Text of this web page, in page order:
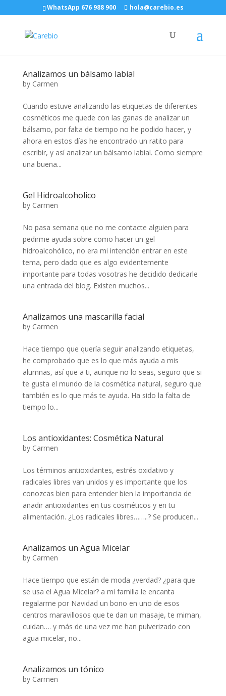
WhatsApp 676 988 900 hola@carebio.es
Analizamos un bálsamo labial
by Carmen
Cuando estuve analizando las etiquetas de diferentes
cosméticos me quede con las ganas de analizar un
bálsamo, por falta de tiempo no he podido hacer, y
ahora en estos días he encontrado un ratito para
escribir, y así analizar un bálsamo labial. Como siempre
una buena...
Gel Hidroalcoholico
by Carmen
No pasa semana que no me contacte alguien para
pedirme ayuda sobre como hacer un gel
hidroalcohólico, no era mi intención entrar en este
tema, pero dado que es algo evidentemente
importante para todas vosotras he decidido dedicarle
una entrada del blog. Existen muchos...
Analizamos una mascarilla facial
by Carmen
Hace tiempo que quería seguir analizando etiquetas,
he comprobado que es lo que más ayuda a mis
alumnas, así que a ti, aunque no lo seas, seguro que si
te gusta el mundo de la cosmética natural, seguro que
también es lo que más te ayuda. Ha sido la falta de
tiempo lo...
Los antioxidantes: Cosmética Natural
by Carmen
Los términos antioxidantes, estrés oxidativo y
radicales libres van unidos y es importante que los
conozcas bien para entender bien la importancia de
añadir antioxidantes en tus cosméticos y en tu
alimentación. ¿Los radicales libres……..? Se producen...
Analizamos un Agua Micelar
by Carmen
Hace tiempo que están de moda ¿verdad? ¿para que
se usa el Agua Micelar? a mi familia le encanta
regalarme por Navidad un bono en uno de esos
centros maravillosos que te dan un masaje, te miman,
cuidan…. y más de una vez me han pulverizado con
agua micelar, no...
Analizamos un tónico
by Carmen